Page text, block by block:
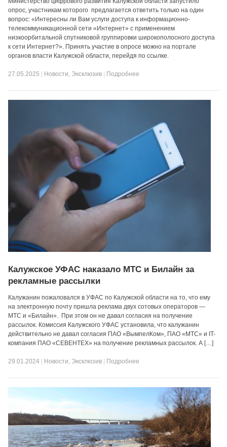
опрос, участникам которого предлагается ответить только на один
вопрос: «Интересны ли Вам услуги доступа к информационно-
телекоммуникационной сети «Интернет» с применением
низкоорбитальной спутниковой группировки широкополосного доступа
к сети Интернет?». Принять участие в опросе можно на портале
органов власти Калужской области, перейдя по ссылке.
27.05.2025 Новости, Эксклюзив Подробнее
Калужское УФАС наказало МТС и Билайн за
рекламные рассылки
Калужанин пожаловался в УФАС по Калужской области на то, что ему
на электронную почту пришла реклама двух сотовых операторов —
МТС и «Билайн». При этом он не давал согласия на получение
рассылок. Комиссия Калужского УФАС установила, что калужанин
действительно не давал согласия ПАО «ВымпелКом», ПАО «МТС» и IT-
компания ПАО «СЕВЕНТЕХ» на получение рекламных рассылок. А […]
29.01.2024 Новости, Эксклюзив Подробнее